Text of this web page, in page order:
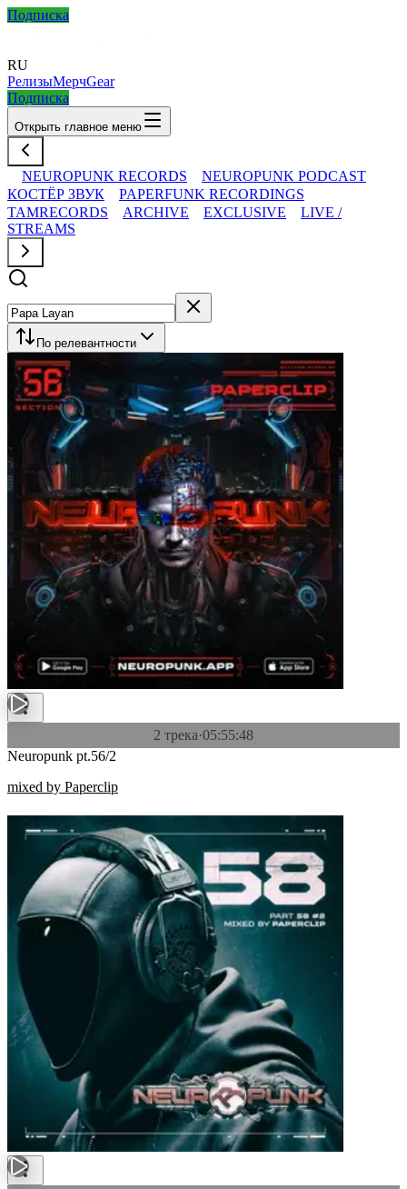
Подписка
RU
РелизыМерчGear
Подписка
Открыть главное меню
NEUROPUNK RECORDS
NEUROPUNK PODCAST
КОСТЁР ЗВУК
PAPERFUNK RECORDINGS
TAMRECORDS
ARCHIVE EXCLUSIVE
LIVE /
STREAMS
По релевантности
2 трека·05:55:48
Neuropunk pt.56/2
mixed by Paperclip